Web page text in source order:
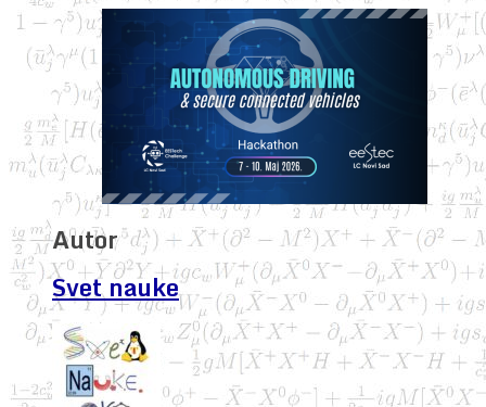
Autor
Svet nauke